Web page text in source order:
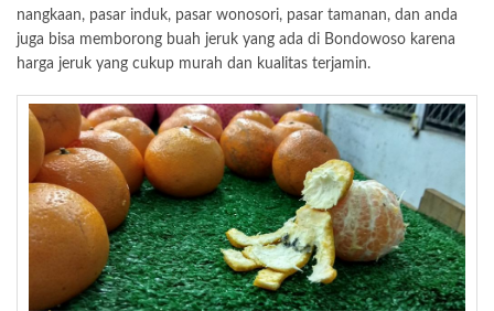
nangkaan, pasar induk, pasar wonosori, pasar tamanan, dan anda
juga bisa memborong buah jeruk yang ada di Bondowoso karena
harga jeruk yang cukup murah dan kualitas terjamin.